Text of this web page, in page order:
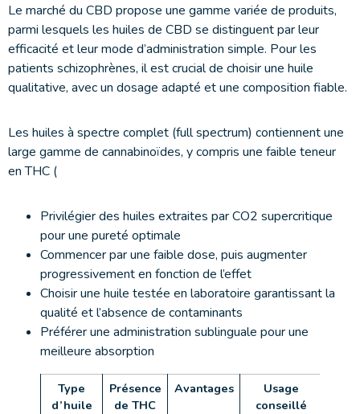
Le marché du CBD propose une gamme variée de produits,
parmi lesquels les huiles de CBD se distinguent par leur
efficacité et leur mode d’administration simple. Pour les
patients schizophrènes, il est crucial de choisir une huile
qualitative, avec un dosage adapté et une composition fiable.
Les huiles à spectre complet (full spectrum) contiennent une
large gamme de cannabinoïdes, y compris une faible teneur
en THC (
Privilégier des huiles extraites par CO2 supercritique
pour une pureté optimale
Commencer par une faible dose, puis augmenter
progressivement en fonction de l’effet
Choisir une huile testée en laboratoire garantissant la
qualité et l’absence de contaminants
Préférer une administration sublinguale pour une
meilleure absorption
Type
d’huile
Présence
de THC
Avantages
Usage
conseillé